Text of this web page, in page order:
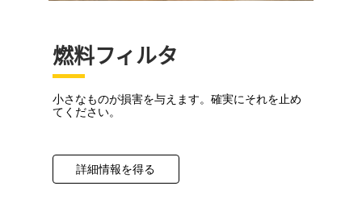
燃料フィルタ
小さなものが損害を与えます。確実にそれを止め
てください。
詳細情報を得る